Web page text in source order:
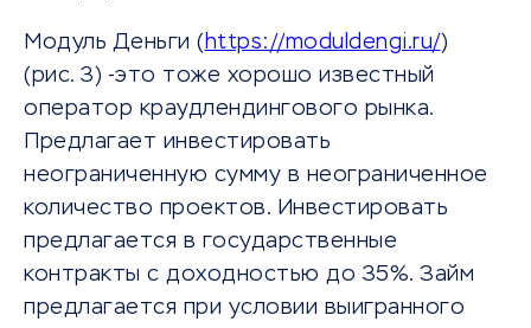
Модуль Деньги ( https://moduldengi.ru/)
(рис. 3) -это тоже хорошо известный
оператор краудлендингового рынка.
Предлагает инвестировать
неограниченную сумму в неограниченное
количество проектов. Инвестировать
предлагается в государственные
контракты с доходностью до 35%. Займ
предлагается при условии выигранного